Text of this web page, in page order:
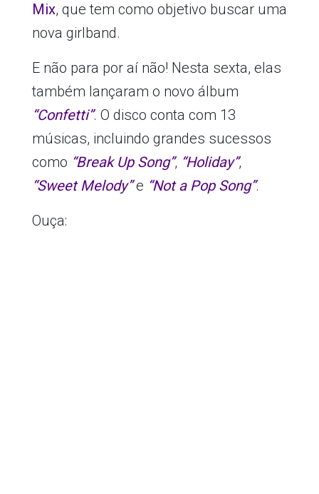
Mix, que tem como objetivo buscar uma
nova girlband.
E não para por aí não! Nesta sexta, elas
também lançaram o novo álbum
“Confetti”. O disco conta com 13
músicas, incluindo grandes sucessos
como “Break Up Song”, “Holiday”,
“Sweet Melody”e “Not a Pop Song”.
Ouça: